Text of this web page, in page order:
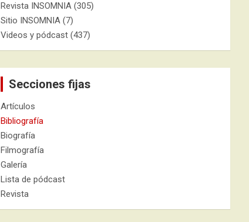
Revista INSOMNIA (305)
Sitio INSOMNIA (7)
Videos y pódcast (437)
Secciones fijas
Artículos
Bibliografía
Biografía
Filmografía
Galería
Lista de pódcast
Revista